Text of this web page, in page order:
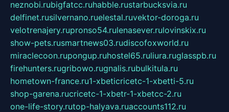
neznobi.rubigfatcc.ruhabble.rustarbucksvia.ru
delfinet.rusilvernano.ruelestal.ruvektor-doroga.ru
velotrenajery.rupronso54.rulenasever.rulovinskix.ru
show-pets.rusmartnews03.rudiscofoxworld.ru
miraclecoon.rupongup.ruhostel65.ruliura.ruglasspb.ru
firehunters.rugribowo.rugnalis.rubulkitula.ru
hometown-france.ru1-xbeticricetc-1-xbetti-5.ru
shop-garena.rucricetc-1-xbetr-1-xbetcc-2.ru
one-life-story.rutop-halyava.ruaccounts112.ru